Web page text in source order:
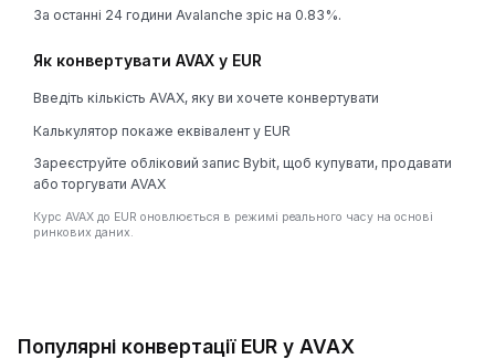
За останні 24 години Avalanche зріс на 0.83%.
Як конвертувати AVAX у EUR
Введіть кількість AVAX, яку ви хочете конвертувати
Калькулятор покаже еквівалент у EUR
Зареєструйте обліковий запис Bybit, щоб купувати, продавати
або торгувати AVAX
Курс AVAX до EUR оновлюється в режимі реального часу на основі
ринкових даних.
Популярні конвертації EUR у AVAX